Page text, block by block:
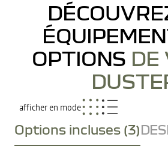
OPTIONS DE
afficher en mode
Options incluses (3)